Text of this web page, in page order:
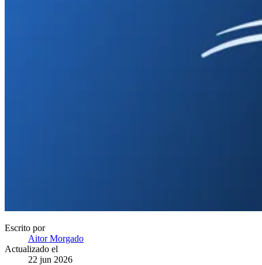
Escrito por
Aitor Morgado
Actualizado el
22 jun 2026